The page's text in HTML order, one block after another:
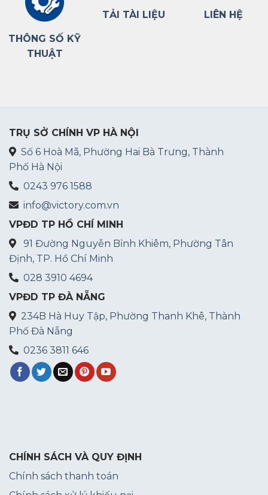
THÔNG SỐ KỸ
THUẬT
TẢI TÀI LIỆU LIÊN HỆ
TRỤ SỞ CHÍNH VP HÀ NỘI
Số 6 Hoà Mã, Phường Hai Bà Trưng, Thành
Phố Hà Nội
0243 976 1588
info@victory.com.vn
VPĐD TP HỒ CHÍ MINH
91 Đường Nguyễn Bỉnh Khiêm, Phường Tân
Định, TP. Hồ Chí Minh
028 3910 4694
VPĐD TP ĐÀ NẴNG
234B Hà Huy Tập, Phường Thanh Khê, Thành
Phố Đà Nẵng
0236 3811 646
CHÍNH SÁCH VÀ QUY ĐỊNH
Chính sách thanh toán